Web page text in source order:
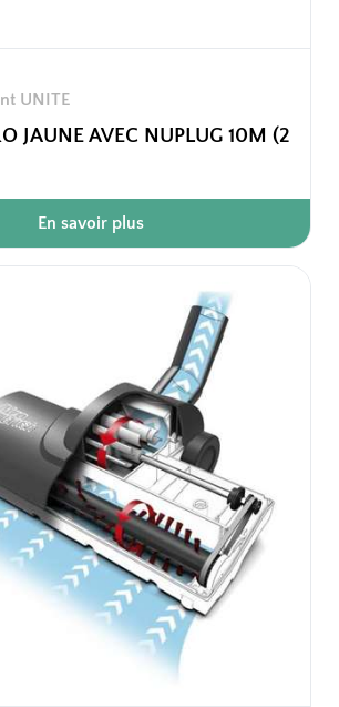
UNITE
JAUNE AVEC NUPLUG 10M (2
En savoir plus